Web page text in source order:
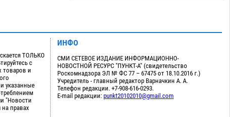
ТОЛЬКО
с
товаров и
указанные
"Новости
правах
ИНФО
СМИ СЕТЕВОЕ ИЗДАНИЕ ИНФОРМАЦИОННО-
НОВОСТНОЙ РЕСУРС "ПУНКТ-А" (свидетельство
Роскомнадзора ЭЛ № ФС 77 – 67475 от 18.10.2016 г.)
Учредитель - главный редактор Варначкин А. А.
Телефон редакции. +7-908-616-0293.
E-mail редакции: punkt20102010@gmail.com